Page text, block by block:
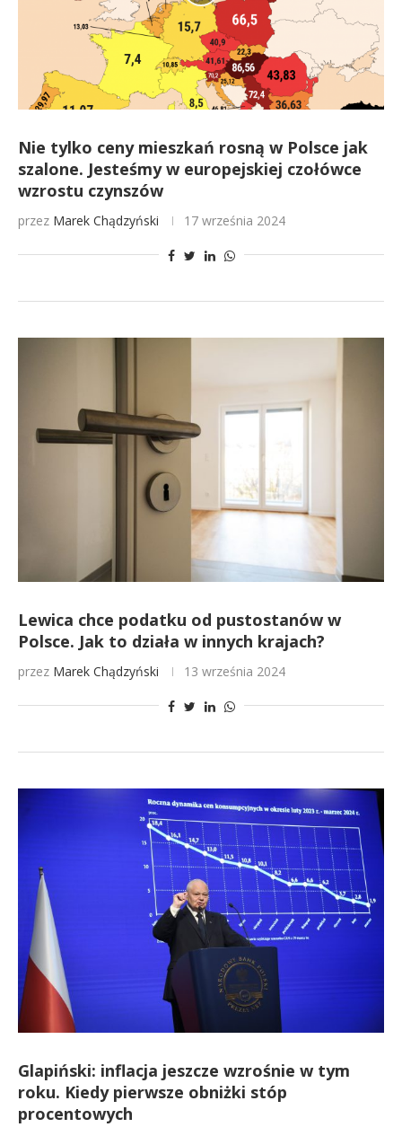
Nie tylko ceny mieszkań rosną w Polsce jak
szalone. Jesteśmy w europejskiej czołówce
wzrostu czynszów
przez Marek Chądzyński 17 września 2024
Lewica chce podatku od pustostanów w
Polsce. Jak to działa w innych krajach?
przez Marek Chądzyński 13 września 2024
Glapiński: inflacja jeszcze wzrośnie w tym
roku. Kiedy pierwsze obniżki stóp
procentowych